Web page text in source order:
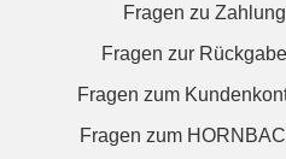
Fragen zu
Fragen zur
Fragen zum
Fragen zum